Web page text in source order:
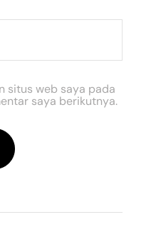
situs web saya pada
saya berikutnya.